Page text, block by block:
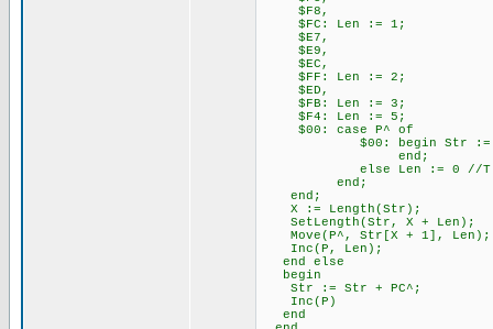
$F8,
$FC: Len := 1;
$E7,
$E9,
$EC,
$FF: Len := 2;
$ED,
$FB: Len := 3;
$F4: Len := 5;
$00: case P^ of
$00: begin Str := Str +
end;
else Len := 0 //Т.к. 00,
end;
end;
X := Length(Str);
SetLength(Str, X + Len);
Move(P^, Str[X + 1], Len);
Inc(P, Len);
end else
begin
Str := Str + PC^;
Inc(P)
end